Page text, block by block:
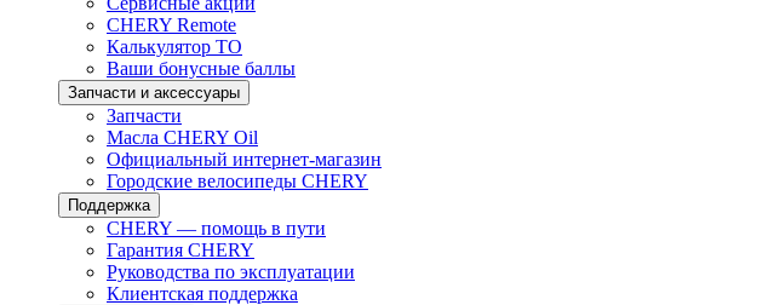
CHERY Remote
Калькулятор ТО
Ваши бонусные баллы
Запчасти и аксессуары
Запчасти
Масла CHERY Oil
Официальный интернет-магазин
Городские велосипеды CHERY
Поддержка
CHERY — помощь в пути
Гарантия CHERY
Руководства по эксплуатации
Клиентская поддержка